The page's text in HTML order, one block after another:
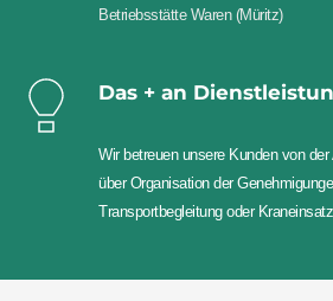
Betriebsstätte Waren (Müritz)
Das + an
Wir betreuen unsere Kunden von
über Organisation der
Transportbegleitung oder